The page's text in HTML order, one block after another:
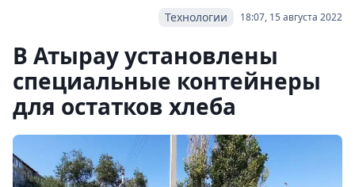
18:07, 15 августа 2022
Технологии
В Атырау установлены
специальные контейнеры
для остатков хлеба